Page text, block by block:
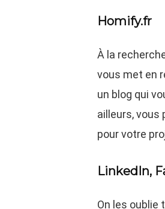
Homify.fr
À la
vous met en
un blog qui
ailleurs, vous
pour votre
LinkedIn,
On les oublie